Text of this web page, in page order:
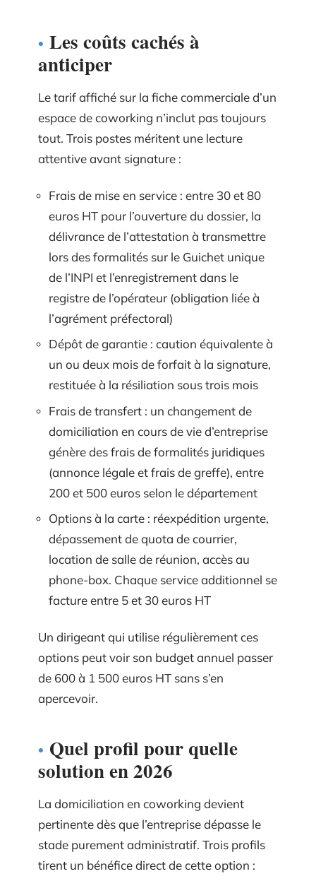
Les coûts cachés à
anticiper
Le tarif affiché sur la fiche commerciale d’un
espace de coworking n’inclut pas toujours
tout. Trois postes méritent une lecture
attentive avant signature :
Frais de mise en service : entre 30 et 80
euros HT pour l’ouverture du dossier, la
délivrance de l’attestation à transmettre
lors des formalités sur le Guichet unique
de l’INPI et l’enregistrement dans le
registre de l’opérateur (obligation liée à
l’agrément préfectoral)
Dépôt de garantie : caution équivalente à
un ou deux mois de forfait à la signature,
restituée à la résiliation sous trois mois
Frais de transfert : un changement de
domiciliation en cours de vie d’entreprise
génère des frais de formalités juridiques
(annonce légale et frais de greffe), entre
200 et 500 euros selon le département
Options à la carte : réexpédition urgente,
dépassement de quota de courrier,
location de salle de réunion, accès au
phone-box. Chaque service additionnel se
facture entre 5 et 30 euros HT
Un dirigeant qui utilise régulièrement ces
options peut voir son budget annuel passer
de 600 à 1 500 euros HT sans s’en
apercevoir.
Quel profil pour quelle
solution en 2026
La domiciliation en coworking devient
pertinente dès que l’entreprise dépasse le
stade purement administratif. Trois profils
tirent un bénéfice direct de cette option :